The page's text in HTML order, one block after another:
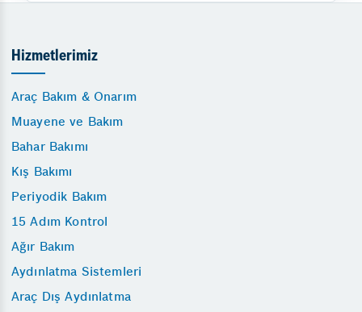
Hizmetlerimiz
Araç Bakım & Onarım
Muayene ve Bakım
Bahar Bakımı
Kış Bakımı
Periyodik Bakım
15 Adım Kontrol
Ağır Bakım
Aydınlatma Sistemleri
Araç Dış Aydınlatma